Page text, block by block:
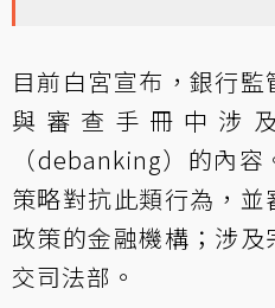
目前白宮宣布，銀行
與審查手冊中涉
（debanking）的內
策略對抗此類行為，
政策的金融機構；涉
交司法部。